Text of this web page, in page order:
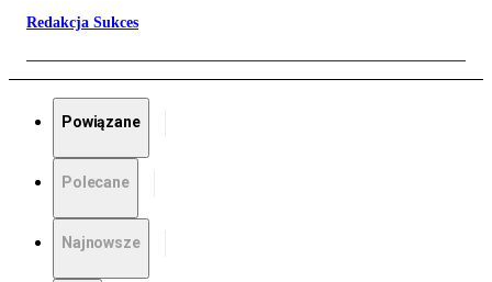
Redakcja Sukces
Powiązane
Polecane
Najnowsze